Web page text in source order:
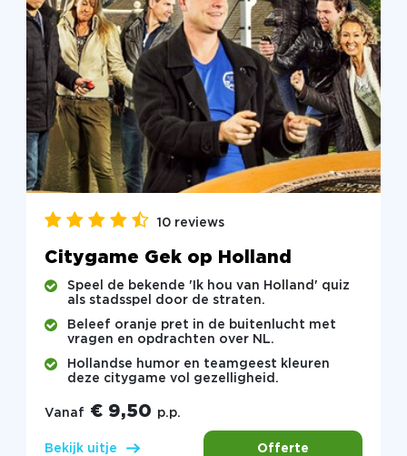
10 reviews
Citygame Gek op Holland
Speel de bekende 'Ik hou van Holland' quiz
als stadsspel door de straten.
Beleef oranje pret in de buitenlucht met
vragen en opdrachten over NL.
Hollandse humor en teamgeest kleuren
deze citygame vol gezelligheid.
Vanaf € 9,50 p.p.
Bekijk uitje Offerte